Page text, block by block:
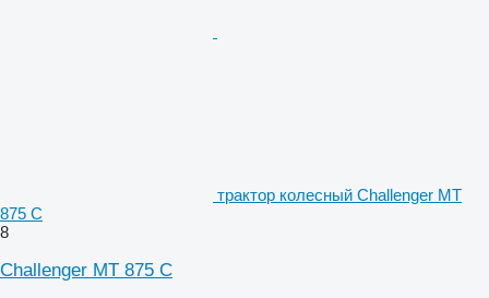
трактор колесный Challenger MT
875 C
8
Challenger MT 875 C